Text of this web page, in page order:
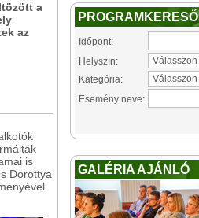
a
az
is
Dorottya
PROGRAMKERESŐ
Időpont:
Helyszín:
Kategória:
Esemény neve:
GALÉRIA AJÁNLÓ